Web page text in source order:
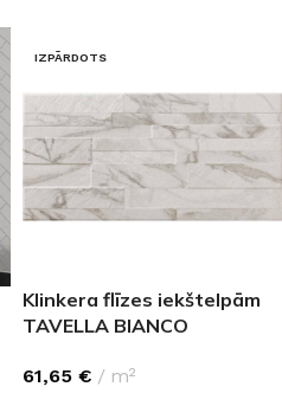
IZPĀRDOTS
Klinkera flīzes iekštelpām
TAVELLA BIANCO
61,65 € m²